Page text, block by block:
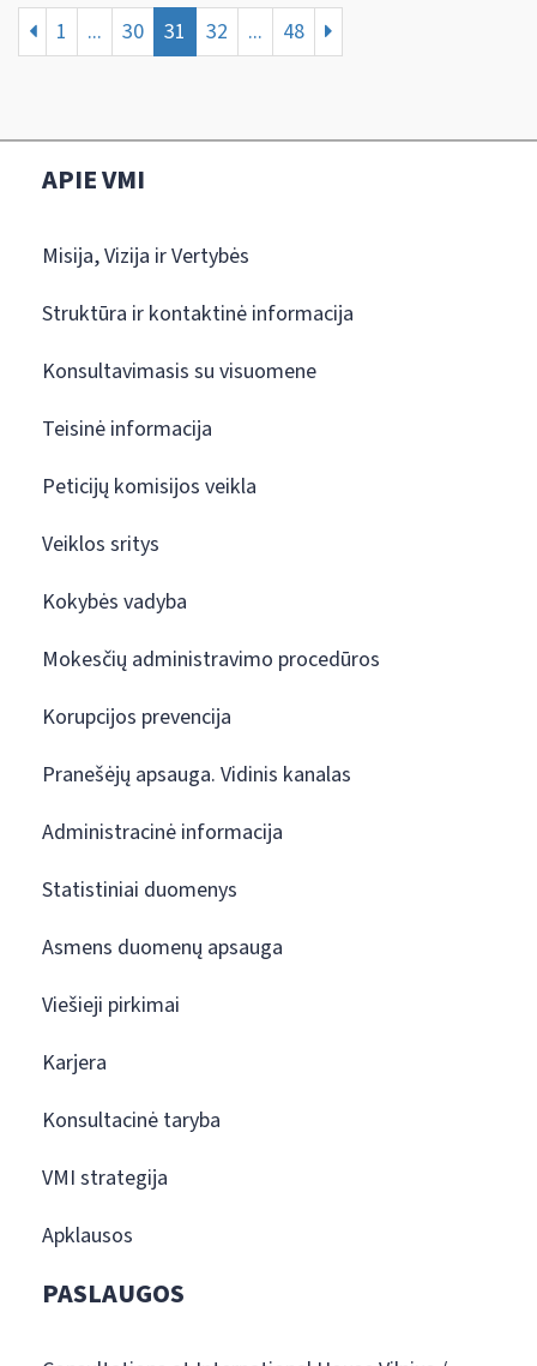
1 ... 30 31 32 ... 48
APIE VMI
Misija, Vizija ir Vertybės
Struktūra ir kontaktinė informacija
Konsultavimasis su visuomene
Teisinė informacija
Peticijų komisijos veikla
Veiklos sritys
Kokybės vadyba
Mokesčių administravimo procedūros
Korupcijos prevencija
Pranešėjų apsauga. Vidinis kanalas
Administracinė informacija
Statistiniai duomenys
Asmens duomenų apsauga
Viešieji pirkimai
Karjera
Konsultacinė taryba
VMI strategija
Apklausos
PASLAUGOS